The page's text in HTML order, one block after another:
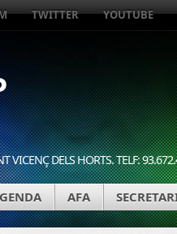
TWITTER YOUTUBE
VICENÇ DELS HORTS. TELF:
AFA